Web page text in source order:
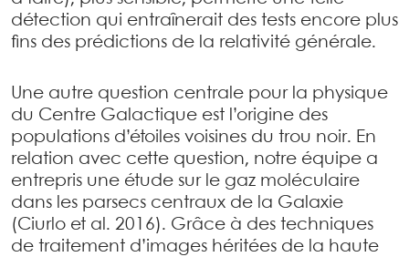
détection qui entraînerait des tests encore plus
fins des prédictions de la relativité générale.
Une autre question centrale pour la physique
du Centre Galactique est l’origine des
populations d’étoiles voisines du trou noir. En
relation avec cette question, notre équipe a
entrepris une étude sur le gaz moléculaire
dans les parsecs centraux de la Galaxie
(Ciurlo et al. 2016). Grâce à des techniques
de traitement d’images héritées de la haute